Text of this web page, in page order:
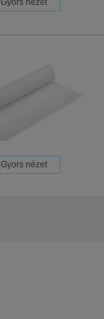
Gyors nézet
Gyors nézet